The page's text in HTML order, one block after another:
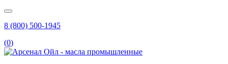
8 (800) 500-1945
(0)